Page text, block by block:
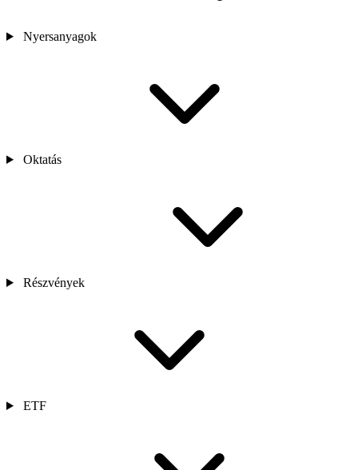
Nyersanyagok
Oktatás
Részvények
ETF